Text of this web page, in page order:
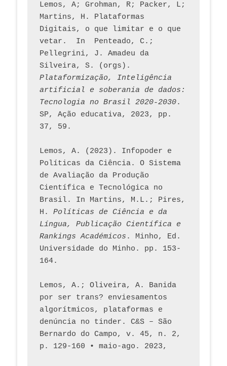
Lemos, A; Grohman, R; Packer, L;
Martins, H. Plataformas
Digitais, o que limitar e o que
vetar.  In  Penteado, C.;
Pellegrini, J. Amadeu da
Plataformização, Inteligência
artificial e soberania de dados:
Tecnologia no Brasil 2020-2030.
SP, Ação educativa, 2023, pp.
37, 59.
Lemos, A. (2023). Infopoder e
Políticas da Ciência. O Sistema
de Avaliação da Produção
Científica e Tecnológica no
Brasil. In Martins, M.L.; Pires,
H. Políticas de Ciência e da
Língua, Publicação Científica e
Rankings Académicos . Minho, Ed.
Universidade do Minho. pp. 153-
164.
Lemos, A.; Oliveira, A. Banida
por ser trans? enviesamentos
algorítmicos, plataformas e
denúncia no tinder. C&S – São
Bernardo do Campo, v. 45, n. 2,
p. 129-160 • maio-ago. 2023,